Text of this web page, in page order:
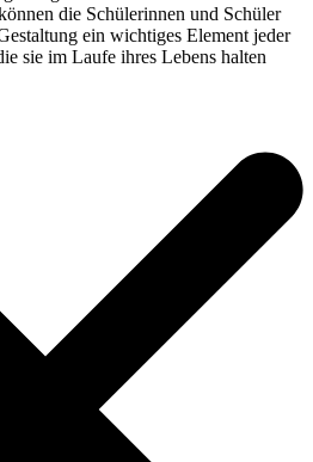
die Schülerinnen und Schüler
ein wichtiges Element jeder
sie im Laufe ihres Lebens halten